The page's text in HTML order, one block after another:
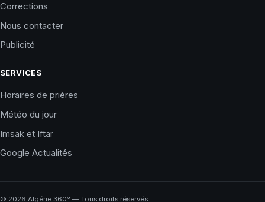
Corrections
Nous contacter
Publicité
SERVICES
Horaires de prières
Météo du jour
Imsak et Iftar
Google Actualités
© 2026 Algérie 360° — Tous droits réservés.